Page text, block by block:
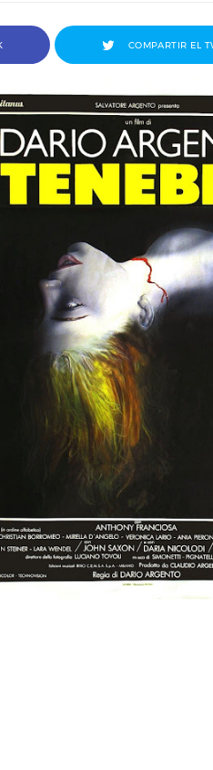
COMPARTIR EL
a Jordi Arencón y Pablo J.
de Amigo Invisible